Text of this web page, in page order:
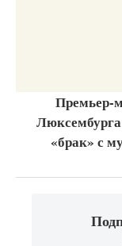
Премьер-
«брак» с